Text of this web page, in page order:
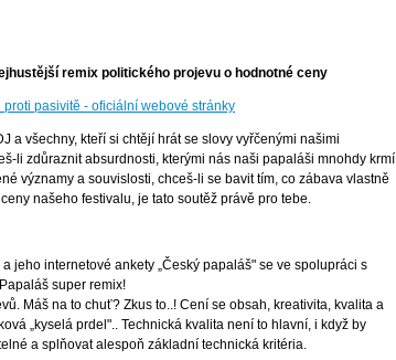
remix politického projevu o hodnotné ceny
pasivitě - oficiální webové stránky
a všechny, kteří si chtějí hrát se slovy vyřčenými našimi
li zdůraznit absurdnosti, kterými nás naši papaláši mnohdy krmí
významy a souvislosti, chceš-li se bavit tím, co zábava vlastně
našeho festivalu, je tato soutěž právě pro tebe.
jeho internetové ankety „Český papaláš" se ve spolupráci s
super remix!
Máš na to chuť? Zkus to..! Cení se obsah, kreativita, kvalita a
„kyselá prdel".. Technická kvalita není to hlavní, i když by
a splňovat alespoň základní technická kritéria.